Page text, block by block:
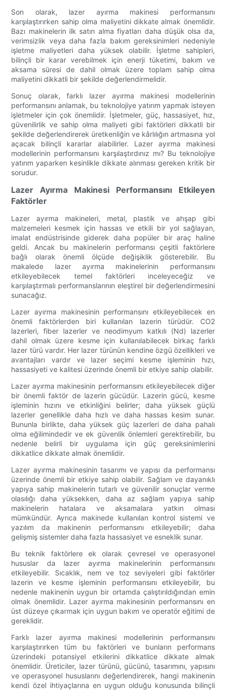
Son olarak, lazer ayırma makinesi performansını
karşılaştırırken sahip olma maliyetini dikkate almak önemlidir.
Bazı makinelerin ilk satın alma fiyatları daha düşük olsa da,
verimsizlik veya daha fazla bakım gereksinimleri nedeniyle
işletme maliyetleri daha yüksek olabilir. İşletme sahipleri,
bilinçli bir karar verebilmek için enerji tüketimi, bakım ve
aksama süresi de dahil olmak üzere toplam sahip olma
maliyetini dikkatli bir şekilde değerlendirmelidir.
Sonuç olarak, farklı lazer ayırma makinesi modellerinin
performansını anlamak, bu teknolojiye yatırım yapmak isteyen
işletmeler için çok önemlidir. İşletmeler, güç, hassasiyet, hız,
güvenilirlik ve sahip olma maliyeti gibi faktörleri dikkatli bir
şekilde değerlendirerek üretkenliğin ve kârlılığın artmasına yol
açacak bilinçli kararlar alabilirler. Lazer ayırma makinesi
modellerinin performansını karşılaştırdınız mı? Bu teknolojiye
yatırım yaparken kesinlikle dikkate alınması gereken kritik bir
sorudur.
Lazer Ayırma Makinesi Performansını Etkileyen
Faktörler
Lazer ayırma makineleri, metal, plastik ve ahşap gibi
malzemeleri kesmek için hassas ve etkili bir yol sağlayan,
imalat endüstrisinde giderek daha popüler bir araç haline
geldi. Ancak bu makinelerin performansı çeşitli faktörlere
bağlı olarak önemli ölçüde değişiklik gösterebilir. Bu
makalede lazer ayırma makinelerinin performansını
etkileyebilecek temel faktörleri inceleyeceğiz ve
karşılaştırmalı performanslarının eleştirel bir değerlendirmesini
sunacağız.
Lazer ayırma makinesinin performansını etkileyebilecek en
önemli faktörlerden biri kullanılan lazerin türüdür. CO2
lazerleri, fiber lazerler ve neodimyum katkılı (Nd) lazerler
dahil olmak üzere kesme için kullanılabilecek birkaç farklı
lazer türü vardır. Her lazer türünün kendine özgü özellikleri ve
avantajları vardır ve lazer seçimi kesme işleminin hızı,
hassasiyeti ve kalitesi üzerinde önemli bir etkiye sahip olabilir.
Lazer ayırma makinesinin performansını etkileyebilecek diğer
bir önemli faktör de lazerin gücüdür. Lazerin gücü, kesme
işleminin hızını ve etkinliğini belirler; daha yüksek güçlü
lazerler genellikle daha hızlı ve daha hassas kesim sunar.
Bununla birlikte, daha yüksek güç lazerleri de daha pahalı
olma eğilimindedir ve ek güvenlik önlemleri gerektirebilir, bu
nedenle belirli bir uygulama için güç gereksinimlerini
dikkatlice dikkate almak önemlidir.
Lazer ayırma makinesinin tasarımı ve yapısı da performansı
üzerinde önemli bir etkiye sahip olabilir. Sağlam ve dayanıklı
yapıya sahip makinelerin tutarlı ve güvenilir sonuçlar verme
olasılığı daha yüksekken, daha az sağlam yapıya sahip
makinelerin hatalara ve aksamalara yatkın olması
mümkündür. Ayrıca makinede kullanılan kontrol sistemi ve
yazılım da makinenin performansını etkileyebilir; daha
gelişmiş sistemler daha fazla hassasiyet ve esneklik sunar.
Bu teknik faktörlere ek olarak çevresel ve operasyonel
hususlar da lazer ayırma makinelerinin performansını
etkileyebilir. Sıcaklık, nem ve toz seviyeleri gibi faktörler
lazerin ve kesme işleminin performansını etkileyebilir, bu
nedenle makinenin uygun bir ortamda çalıştırıldığından emin
olmak önemlidir. Lazer ayırma makinesinin performansını en
üst düzeye çıkarmak için uygun bakım ve operatör eğitimi de
gereklidir.
Farklı lazer ayırma makinesi modellerinin performansını
karşılaştırırken tüm bu faktörleri ve bunların performans
üzerindeki potansiyel etkilerini dikkatlice dikkate almak
önemlidir. Üreticiler, lazer türünü, gücünü, tasarımını, yapısını
ve operasyonel hususlarını değerlendirerek, hangi makinenin
kendi özel ihtiyaçlarına en uygun olduğu konusunda bilinçli